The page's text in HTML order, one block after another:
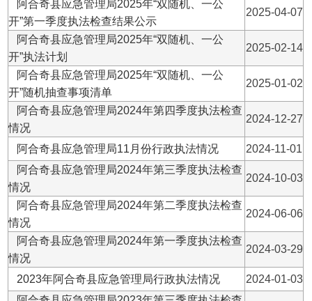
阿合奇县应急管理局2024年第三季度执法检查
情况
2024-10-03
阿合奇县应急管理局2024年第二季度执法检查
情况
2024-06-06
阿合奇县应急管理局2024年第一季度执法检查
情况
2024-03-29
2023年阿合奇县应急管理局行政执法情况 2024-01-03
阿合奇县应急管理局2023年第三季度执法检查
情况
2023-10-08
阿合奇县应急管理局2023年第二季度执法检查
情况
2023-06-30
阿合奇县应急管理局2023年第一季度执法检查
情况
2023-03-30
阿合奇县应急管理局开展安全生产执法检查结
果公示（2022年8月4日）
阿合奇县应急管理局开展安全生产执法监督检
查结果公示（1月28日）
应急管理局行政执法结果公示 2021-03-27